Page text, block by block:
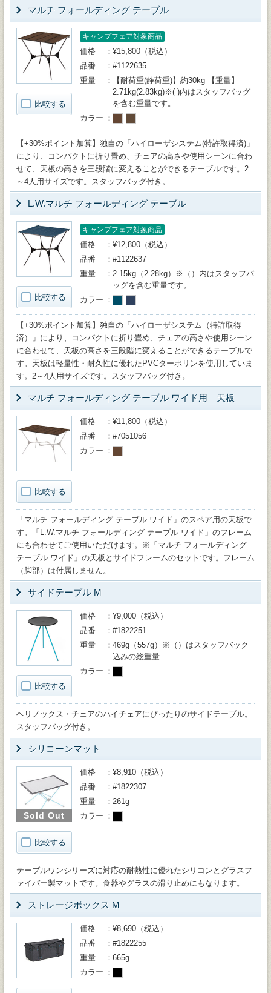
マルチ フォールディング テーブル
比較する
キャンプフェア対象商品
価格
¥15,800（税込）
品番
#1122635
重量
【耐荷重(静荷重)】約30kg 【重量】
2.71kg(2.83kg)※( )内はスタッフバッグ
を含む重量です。
カラー
【+30%ポイント加算】独自の「ハイローザシステム(特許取得済)」
により、コンパクトに折り畳め、チェアの高さや使用シーンに合わ
せて、天板の高さを三段階に変えることができるテーブルです。2
～4人用サイズです。スタッフバッグ付き。
L.W.マルチ フォールディング テーブル
比較する
キャンプフェア対象商品
価格
¥12,800（税込）
品番
#1122637
重量
2.15kg（2.28kg）※（）内はスタッフバ
ッグを含む重量です。
カラー
【+30%ポイント加算】独自の「ハイローザシステム（特許取得
済）」により、コンパクトに折り畳め、チェアの高さや使用シーン
に合わせて、天板の高さを三段階に変えることができるテーブルで
す。天板は軽量性・耐久性に優れたPVCターポリンを使用していま
す。2～4人用サイズです。スタッフバッグ付き。
マルチ フォールディング テーブル ワイド用 天板
比較する
価格
¥11,800（税込）
品番
#7051056
カラー
「マルチ フォールディング テーブル ワイド」のスペア用の天板で
す。「L.W.マルチ フォールディング テーブル ワイド」のフレーム
にも合わせてご使用いただけます。※「マルチ フォールディング
テーブル ワイド」の天板とサイドフレームのセットです。フレーム
（脚部）は付属しません。
サイドテーブル M
比較する
価格
¥9,000（税込）
品番
#1822251
重量
469g（557g）※（）はスタッフバック
込みの総重量
カラー
ヘリノックス・チェアのハイチェアにぴったりのサイドテーブル。
スタッフバッグ付き。
シリコーンマット
Sold Out
比較する
価格
¥8,910（税込）
品番
#1822307
重量
261g
カラー
テーブルワンシリーズに対応の耐熱性に優れたシリコンとグラスフ
ァイバー製マットです。食器やグラスの滑り止めにもなります。
ストレージボックス M
価格
¥8,690（税込）
品番
#1822255
重量
665g
カラー